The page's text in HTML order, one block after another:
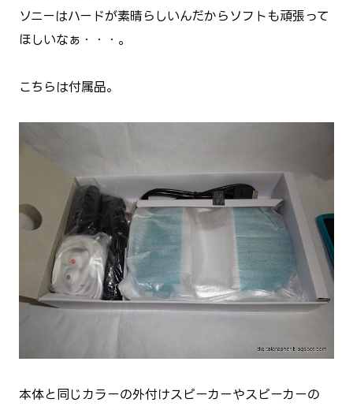
ソニーはハードが素晴らしいんだからソフトも頑張って
ほしいなぁ・・・。
こちらは付属品。
本体と同じカラーの外付けスピーカーやスピーカーの